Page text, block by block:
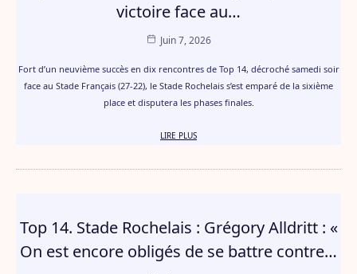
victoire face au…
Juin 7, 2026
Fort d’un neuvième succès en dix rencontres de Top 14, décroché samedi soir
face au Stade Français (27-22), le Stade Rochelais s’est emparé de la sixième
place et disputera les phases finales.
LIRE PLUS
Top 14. Stade Rochelais : Grégory Alldritt : «
On est encore obligés de se battre contre…